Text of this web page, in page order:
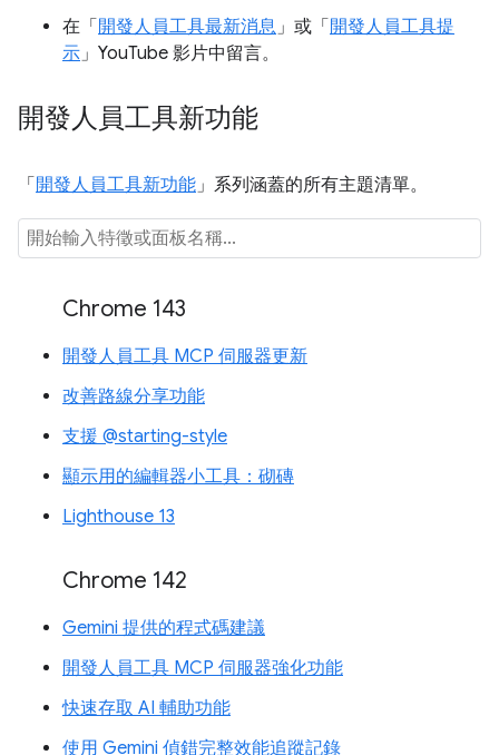
在「 開發人員工具最新消息」或「 開發人員工具提
示」YouTube 影片中留言。
開發人員工具新功能
「 開發人員工具新功能」系列涵蓋的所有主題清單。
Chrome 143
開發人員工具 MCP 伺服器更新
改善路線分享功能
支援 @starting-style
顯示用的編輯器小工具：砌磚
Lighthouse 13
Chrome 142
Gemini 提供的程式碼建議
開發人員工具 MCP 伺服器強化功能
快速存取 AI 輔助功能
使用 Gemini 偵錯完整效能追蹤記錄